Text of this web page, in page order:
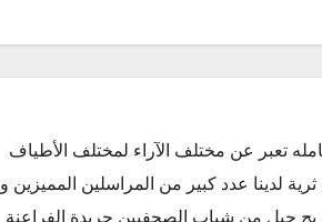
تعبر عن مختلف الآراء لمختلف الأطياف
لدينا عدد كبير من المراسلين المميزين و
جيل من شباب الصحفيين جريدة الفراعنة